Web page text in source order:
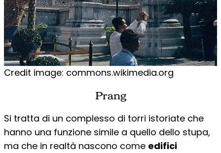
Credit image: commons.wikimedia.org
Prang
Si tratta di un complesso di torri istoriate che
hanno una funzione simile a quello dello stupa,
ma che in realtà nascono come edifici